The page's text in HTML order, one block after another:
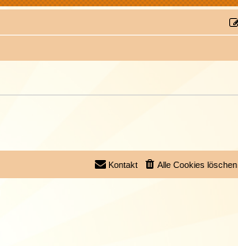
Alle Cookies löschen
Kontakt